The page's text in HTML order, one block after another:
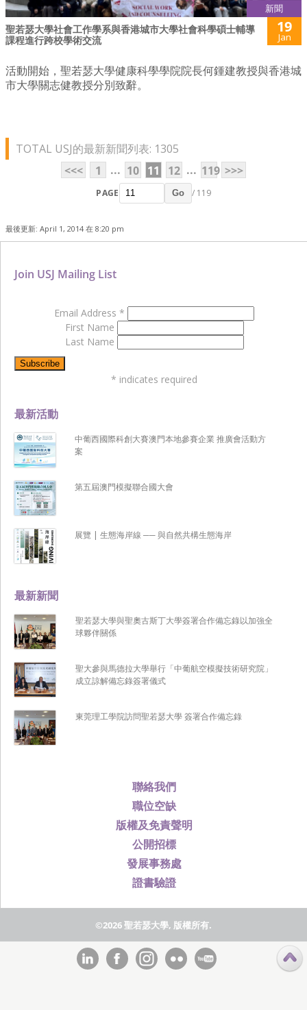
新聞
聖若瑟大學社會工作學系與香港城市大學社會科學碩士輔導
課程進行跨校學術交流
19
Jan
活動開始，聖若瑟大學健康科學學院院長何鍾建教授與香港城
市大學關志健教授分別致辭。
TOTAL USJ的最新新聞列表: 1305
<<<
1 ... 10 11 12 ... 119 >>>
PAGE Go / 119
最後更新: April 1, 2014 在 8:20 pm
聯絡我們
職位空缺
版權及免責聲明
公開招標
發展事務處
證書驗證
最新新聞
聖若瑟大學與聖奧古斯丁大學簽署合作備忘錄以加強全
球夥伴關係
聖大參與馬德拉大學舉行「中葡航空模擬技術研究院」
成立諒解備忘錄簽署儀式
東莞理工學院訪問聖若瑟大學 簽署合作備忘錄
最新活動
中葡西國際科創大賽澳門本地參賽企業 推廣會活動方
案
第五屆澳門模擬聯合國大會
展覽 | 生態海岸線 ── 與自然共構生態海岸
Join USJ Mailing List
Email Address *
First Name
Last Name
* indicates required
©2026 聖若瑟大學, 版權所有.